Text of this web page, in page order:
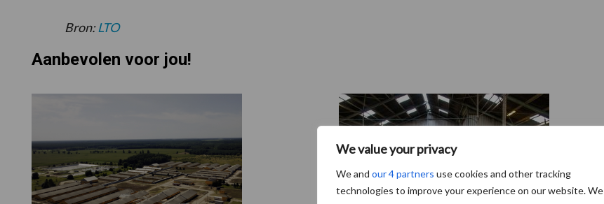
We value your privacy
We and our 4 partners use cookies and other tracking
technologies to improve your experience on our website. We
Bron:LTO
Aanbevolen voor jou!